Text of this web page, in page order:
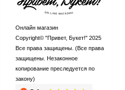
Онлайн магазин
Copyright© "Привет, Букет!" 2025
Все права защищены. (Все права
защищены. Незаконное
копирование преследуется по
закону)